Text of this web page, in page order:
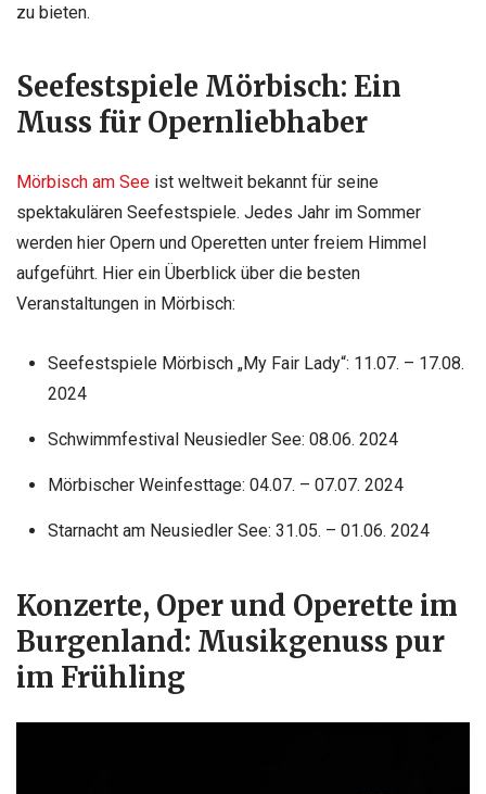
zu bieten.
Seefestspiele Mörbisch: Ein
Muss für Opernliebhaber
Mörbisch am See ist weltweit bekannt für seine
spektakulären Seefestspiele. Jedes Jahr im Sommer
werden hier Opern und Operetten unter freiem Himmel
aufgeführt. Hier ein Überblick über die besten
Veranstaltungen in Mörbisch:
Seefestspiele Mörbisch „My Fair Lady“: 11.07. – 17.08.
2024
Schwimmfestival Neusiedler See: 08.06. 2024
Mörbischer Weinfesttage: 04.07. – 07.07. 2024
Starnacht am Neusiedler See: 31.05. – 01.06. 2024
Konzerte, Oper und Operette im
Burgenland: Musikgenuss pur
im Frühling